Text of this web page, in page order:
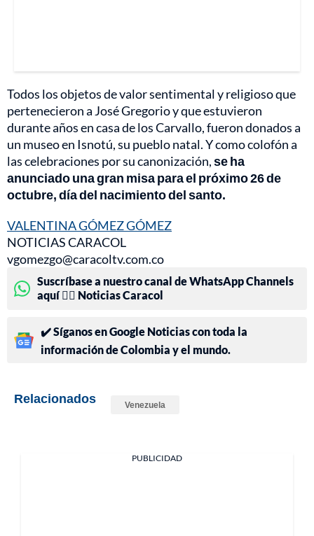
Todos los objetos de valor sentimental y religioso que
pertenecieron a José Gregorio y que estuvieron
durante años en casa de los Carvallo, fueron donados a
un museo en Isnotú, su pueblo natal. Y como colofón a
las celebraciones por su canonización,se ha
anunciado una gran misa para el próximo 26 de
octubre, día del nacimiento del santo.
VALENTINA GÓMEZ GÓMEZ
NOTICIAS CARACOL
vgomezgo@caracoltv.com.co
Suscríbase a nuestro canal de WhatsApp Channels
aquí 👉🏻 Noticias Caracol
✔️ Síganos en Google Noticias con toda la
información de Colombia y el mundo.
Relacionados Venezuela
PUBLICIDAD